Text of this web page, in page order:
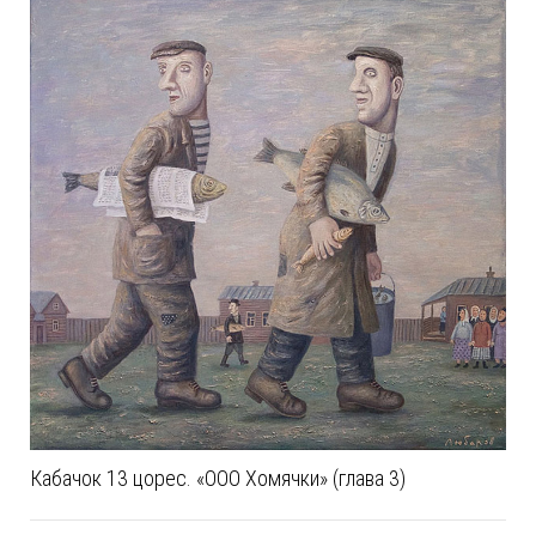
Кабачок 13 цорес. «ООО Хомячки» (глава 3)